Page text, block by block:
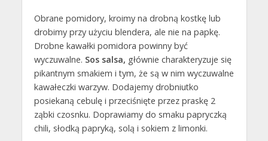
Obrane pomidory, kroimy na drobną kostkę lub
drobimy przy użyciu blendera, ale nie na papkę.
Drobne kawałki pomidora powinny być
wyczuwalne. Sos salsa, głównie charakteryzuje się
pikantnym smakiem i tym, że są w nim wyczuwalne
kawałeczki warzyw. Dodajemy drobniutko
posiekaną cebulę i przeciśnięte przez praskę 2
ząbki czosnku. Doprawiamy do smaku papryczką
chili, słodką papryką, solą i sokiem z limonki.